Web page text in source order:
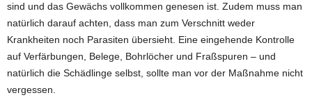
sind und das Gewächs vollkommen genesen ist. Zudem muss man
natürlich darauf achten, dass man zum Verschnitt weder
Krankheiten noch Parasiten übersieht. Eine eingehende Kontrolle
auf Verfärbungen, Belege, Bohrlöcher und Fraßspuren – und
natürlich die Schädlinge selbst, sollte man vor der Maßnahme nicht
vergessen.